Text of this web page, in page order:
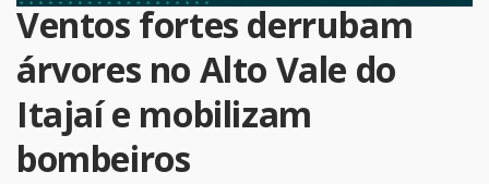
Ventos fortes derrubam
árvores no Alto Vale do
Itajaí e mobilizam
bombeiros